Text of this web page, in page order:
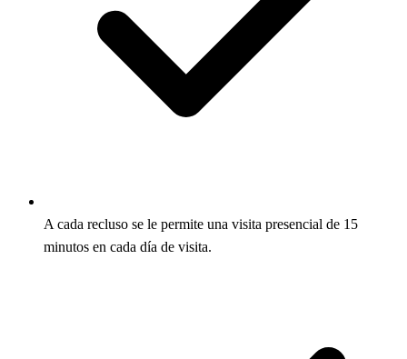
A cada recluso se le permite una visita presencial de 15
minutos en cada día de visita.